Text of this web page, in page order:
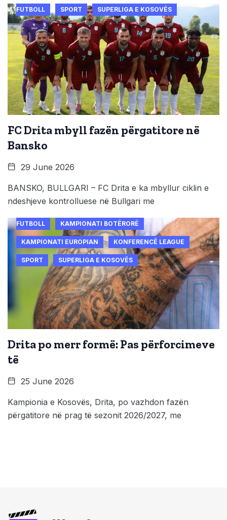
FUTBOLL SPORT SUPERLIGA E KOSOVËS
FC Drita mbyll fazën përgatitore në
Bansko
29 June 2026
BANSKO, BULLGARI – FC Drita e ka mbyllur ciklin e
ndeshjeve kontrolluese në Bullgari me
FUTBOLL KAMPIONATI BOTËRORË
KAMPIONATI EUROPIAN KONFERENCË LEAGUE
SPORT SUPERLIGA E KOSOVËS
Drita po merr formë: Pas përforcimeve
të
25 June 2026
Kampionia e Kosovës, Drita, po vazhdon fazën
përgatitore në prag të sezonit 2026/2027, me